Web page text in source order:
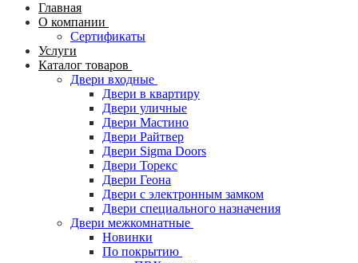
Главная
О компании
Сертификаты
Услуги
Каталог товаров
Двери входные
Двери в квартиру
Двери уличные
Двери Мастино
Двери Райтвер
Двери Sigma Doors
Двери Торекс
Двери Геона
Двери с электронным замком
Двери специального назначения
Двери межкомнатные
Новинки
По покрытию